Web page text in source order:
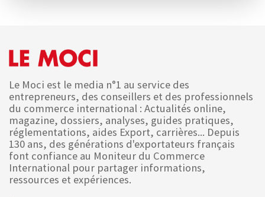
Le Moci est le media n°1 au service des
entrepreneurs, des conseillers et des professionnels
du commerce international : Actualités online,
magazine, dossiers, analyses, guides pratiques,
réglementations, aides Export, carrières... Depuis
130 ans, des générations d'exportateurs français
font confiance au Moniteur du Commerce
International pour partager informations,
ressources et expériences.